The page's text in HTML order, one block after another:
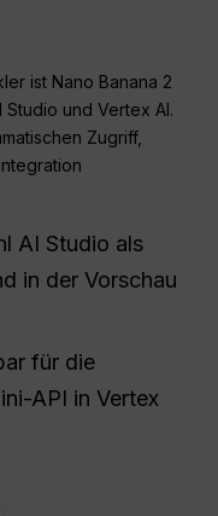
ist Nano Banana 2
Studio und Vertex AI.
Zugriff,
AI Studio als
in der Vorschau
für die
API in Vertex